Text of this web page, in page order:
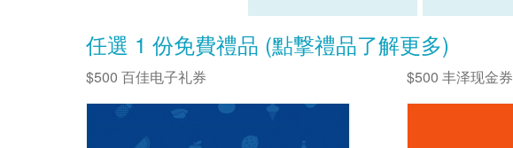
任選 1 份免費禮品 (點撃禮品了解更多)
$500 百佳电子礼券 $500 丰泽现金券